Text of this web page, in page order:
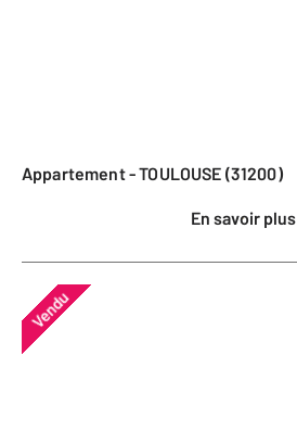
Appartement - TOULOUSE (31200)
En savoir plus
Vendu